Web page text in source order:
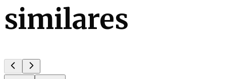
similares